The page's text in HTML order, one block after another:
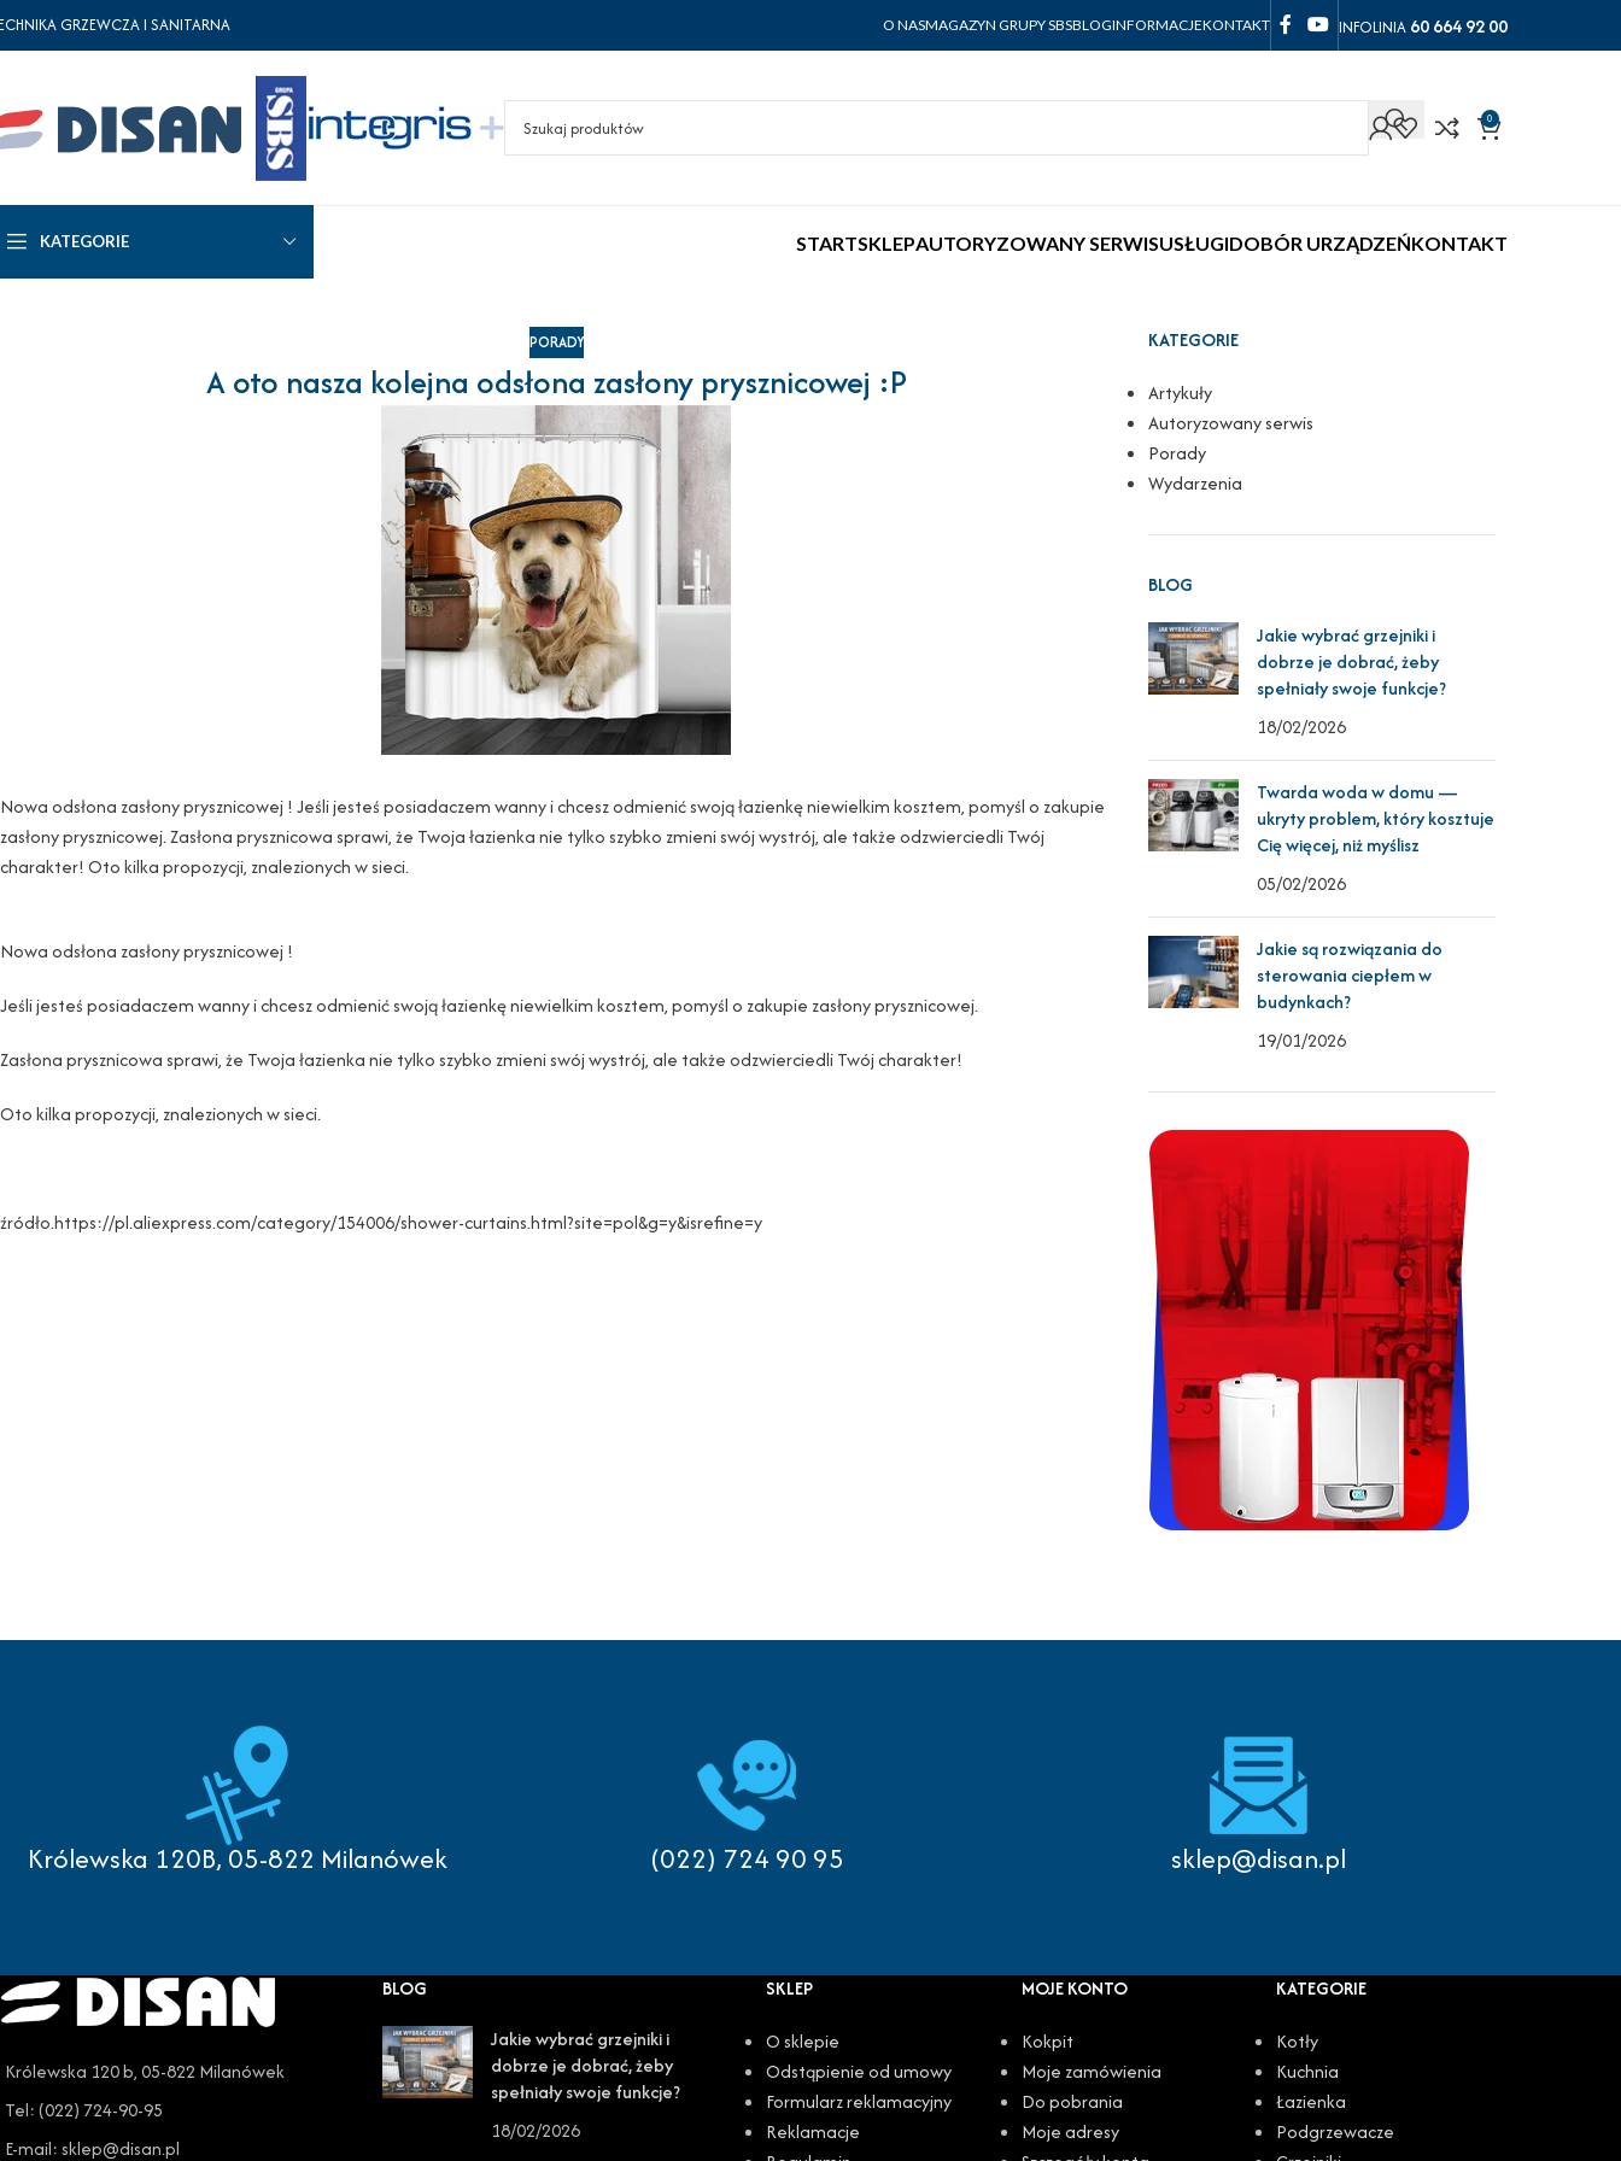
GRZEWCZA I SANITARNA O NASMAGAZYN GRUPY SBSBLOGINFORMACJEKONTAKT INFOLINIA 60 664 92 00
0
KATEGORIE STARTSKLEPAUTORYZOWANY SERWISUSŁUGIDOBÓR URZĄDZEŃKONTAKT
PORADY
A oto nasza kolejna odsłona zasłony prysznicowej :P
Nowa odsłona zasłony prysznicowej ! Jeśli jesteś posiadaczem wanny i chcesz odmienić swoją łazienkę niewielkim kosztem, pomyśl o zakupie
zasłony prysznicowej. Zasłona prysznicowa sprawi, że Twoja łazienka nie tylko szybko zmieni swój wystrój, ale także odzwierciedli Twój
charakter! Oto kilka propozycji, znalezionych w sieci.
Nowa odsłona zasłony prysznicowej !
Jeśli jesteś posiadaczem wanny i chcesz odmienić swoją łazienkę niewielkim kosztem, pomyśl o zakupie zasłony prysznicowej.
Zasłona prysznicowa sprawi, że Twoja łazienka nie tylko szybko zmieni swój wystrój, ale także odzwierciedli Twój charakter!
Oto kilka propozycji, znalezionych w sieci.
źródło.https://pl.aliexpress.com/category/154006/shower-curtains.html?site=pol&g=y&isrefine=y
KATEGORIE
Artykuły
Autoryzowany serwis
Porady
Wydarzenia
BLOG
Jakie wybrać grzejniki i
dobrze je dobrać, żeby
spełniały swoje funkcje?
18/02/2026
Twarda woda w domu —
ukryty problem, który kosztuje
Cię więcej, niż myślisz
05/02/2026
Jakie są rozwiązania do
sterowania ciepłem w
budynkach?
19/01/2026
Autoryzowany serwis
Królewska 120B, 05-822 Milanówek (022) 724 90 95 sklep@disan.pl
Królewska 120 b, 05-822 Milanówek
Tel: (022) 724-90-95
E-mail: sklep@disan.pl
BLOG
Jakie wybrać grzejniki i
dobrze je dobrać, żeby
spełniały swoje funkcje?
18/02/2026
SKLEP
O sklepie
Odstąpienie od umowy
Formularz reklamacyjny
Reklamacje
MOJE KONTO
Kokpit
Moje zamówienia
Do pobrania
Moje adresy
KATEGORIE
Kotły
Kuchnia
Łazienka
Podgrzewacze